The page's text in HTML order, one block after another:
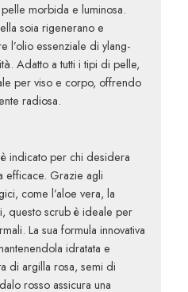
morbida e luminosa.
soia rigenerano e
l’olio essenziale di ylang-
Adatto a tutti i tipi di pelle,
per viso e corpo, offrendo
radiosa.
indicato per chi desidera
efficace. Grazie agli
come l’aloe vera, la
questo scrub è ideale per
La sua formula innovativa
idratata e
di argilla rosa, semi di
rosso assicura una